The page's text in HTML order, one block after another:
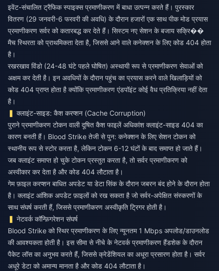
इवेंट-संचालित ट्रैफिक स्पाइक्स प्रमाणीकरण में बाधा उत्पन्न करते हैं। पुरस्कार
वितरण (29 जनवरी-6 फरवरी की अवधि) के दौरान हजारों एक साथ पीक मोड प्रयास
प्रमाणीकरण सर्वर को कतारबद्ध कर देते हैं। सिस्टम नए सेशन के बजाय सक्रि��
मैच स्थिरता को प्राथमिकता देता है, जिससे आने वाले कनेक्शन के लिए कोड 404 होता
है।
रखरखाव विंडो (24-48 घंटे पहले घोषित) अस्थायी रूप से प्रमाणीकरण सेवाओं को
अक्षम कर देती है। इन अवधियों के दौरान पहुंच का प्रयास करने वाले खिलाड़ियों को
कोड 404 प्राप्त होता है क्योंकि प्रमाणीकरण एंडपॉइंट कोई वैध प्रतिक्रिया नहीं देता
है।
क्लाइंट-साइड: कैश करप्शन (Cache Corruption)
पुराने प्रमाणीकरण टोकन वाली दूषित कैश फाइलें अधिकांश क्लाइंट-साइड 404 का
कारण बनती हैं। Blood Strike तेजी से पुन: कनेक्शन के लिए सेशन टोकन को
स्थानीय रूप से स्टोर करता है, लेकिन टोकन 6-12 घंटों के बाद समाप्त हो जाते हैं।
जब क्लाइंट समाप्त हो चुके टोकन प्रस्तुत करता है, तो सर्वर प्रमाणीकरण को
अस्वीकार कर देता है और कोड 404 लौटाता है।
गेम फ़ाइल करप्शन बाधित अपडेट या डेटा सिंक के दौरान जबरन बंद होने के दौरान होता
है। क्लाइंट आंशिक अपडेट फ़ाइलों को रख सकता है जो सर्वर-अपेक्षित संस्करणों के
साथ संघर्ष करती हैं, जिससे प्रमाणीकरण अस्वीकृति ट्रिगर होती है।
नेटवर्क कॉन्फ़िगरेशन संघर्ष
Blood Strike को स्थिर प्रमाणीकरण के लिए न्यूनतम 1 Mbps अपलोड/डाउनलोड
की आवश्यकता होती है। इस सीमा से नीचे के नेटवर्क प्रमाणीकरण हैंडशेक के दौरान
पैकेट लॉस का अनुभव करते हैं, जिससे क्रेडेंशियल का अधूरा प्रसारण होता है। सर्वर
अधूरे डेटा को अमान्य मानता है और कोड 404 लौटाता है।